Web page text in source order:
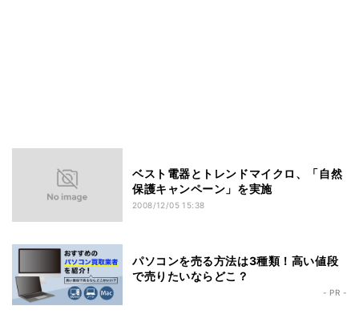
ベスト電器とトレンドマイクロ、「自然
保護キャンペーン」を実施
2008/12/05 15:38
パソコンを売る方法は3種類！高い値段
で売りたいならどこ？
- PR -